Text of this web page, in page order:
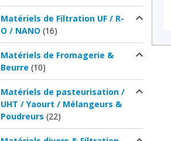
Matériels de Filtration UF / R-
O / NANO (16)
Matériels de Fromagerie &
Beurre (10)
Matériels de pasteurisation /
UHT / Yaourt / Mélangeurs &
Poudreurs (22)